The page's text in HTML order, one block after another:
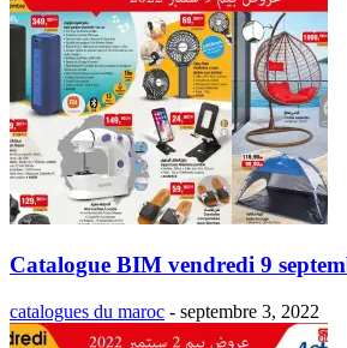
Catalogue BIM vendredi 9
catalogues du maroc - septembre 3, 2022